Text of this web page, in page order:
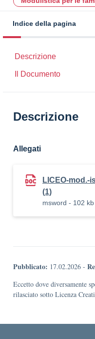
Indice della pagina
Descrizione
Il Documento
Descrizione
Allegati
LICEO-mod.-
(1)
msword - 102 kb
Pubblicato: 17.02.2026 -
Eccetto dove diversamente
rilasciato sotto Licenza